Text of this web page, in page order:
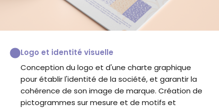
Logo et identité visuelle
Conception du logo et d'une charte graphique
pour établir l'identité de la société, et garantir la
cohérence de son image de marque. Création de
pictogrammes sur mesure et de motifs et